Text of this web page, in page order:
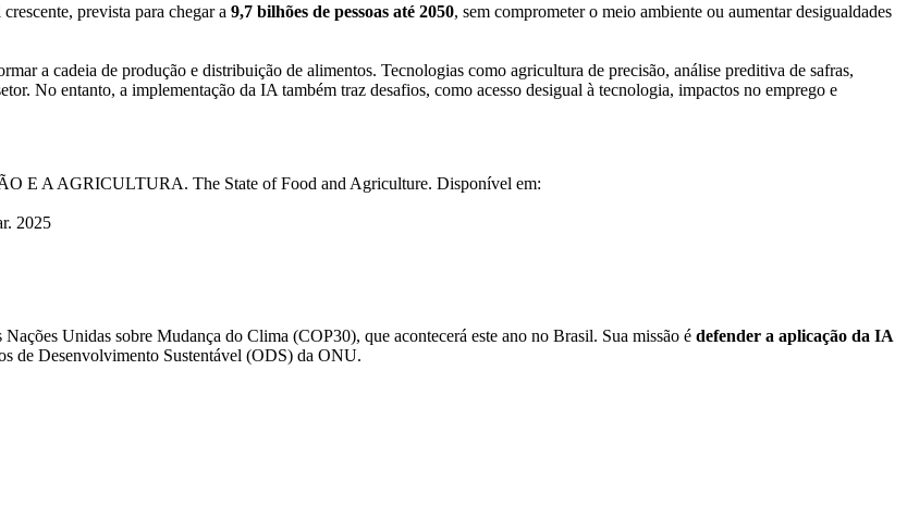
prevista para chegar a 9,7 bilhões de pessoas até 2050, sem comprometer o meio ambiente ou aumentar desigualdades
a cadeia de produção e distribuição de alimentos. Tecnologias como agricultura de precisão, análise preditiva de safras,
No entanto, a implementação da IA também traz desafios, como acesso desigual à tecnologia, impactos no emprego e
A AGRICULTURA. The State of Food and Agriculture. Disponível em:
2025
Nações Unidas sobre Mudança do Clima (COP30), que acontecerá este ano no Brasil. Sua missão é defender a aplicação da IA
de Desenvolvimento Sustentável (ODS) da ONU.